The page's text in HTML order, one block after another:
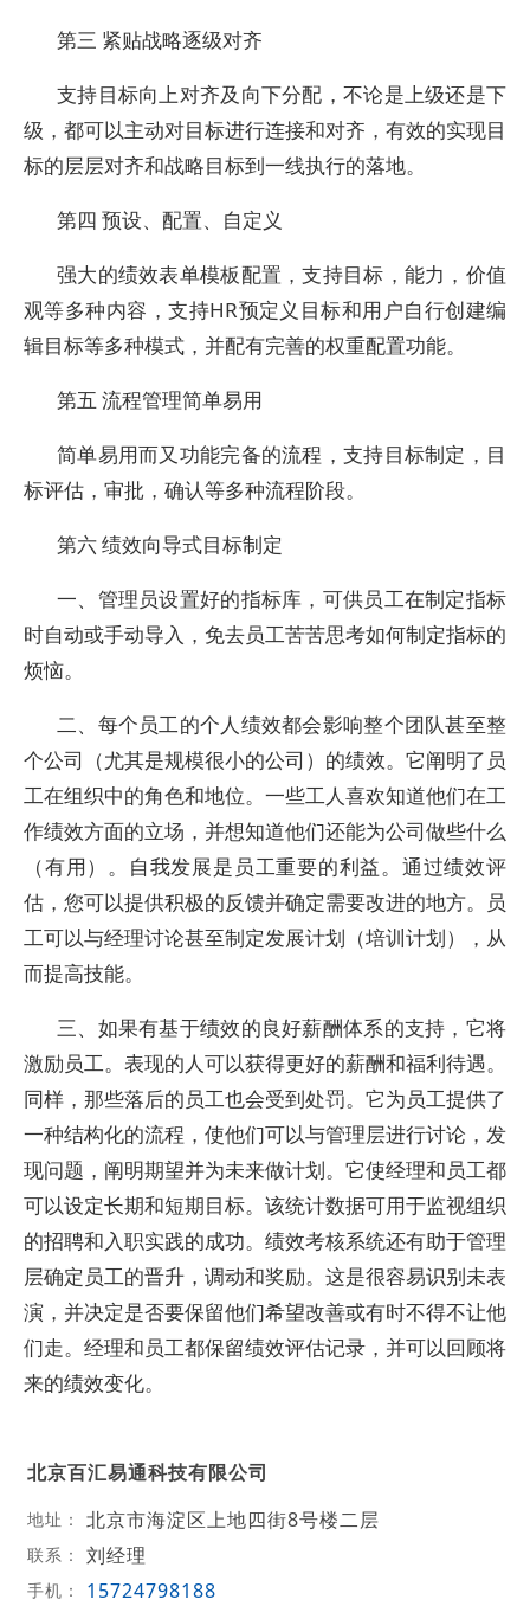
第三 紧贴战略逐级对齐
支持目标向上对齐及向下分配，不论是上级还是下
级，都可以主动对目标进行连接和对齐，有效的实现目
标的层层对齐和战略目标到一线执行的落地。
第四 预设、配置、自定义
强大的绩效表单模板配置，支持目标，能力，价值
观等多种内容，支持HR预定义目标和用户自行创建编
辑目标等多种模式，并配有完善的权重配置功能。
第五 流程管理简单易用
简单易用而又功能完备的流程，支持目标制定，目
标评估，审批，确认等多种流程阶段。
第六 绩效向导式目标制定
一、管理员设置好的指标库，可供员工在制定指标
时自动或手动导入，免去员工苦苦思考如何制定指标的
烦恼。
二、每个员工的个人绩效都会影响整个团队甚至整
个公司（尤其是规模很小的公司）的绩效。它阐明了员
工在组织中的角色和地位。一些工人喜欢知道他们在工
作绩效方面的立场，并想知道他们还能为公司做些什么
（有用）。自我发展是员工重要的利益。通过绩效评
估，您可以提供积极的反馈并确定需要改进的地方。员
工可以与经理讨论甚至制定发展计划（培训计划），从
而提高技能。
三、如果有基于绩效的良好薪酬体系的支持，它将
激励员工。表现的人可以获得更好的薪酬和福利待遇。
同样，那些落后的员工也会受到处罚。它为员工提供了
一种结构化的流程，使他们可以与管理层进行讨论，发
现问题，阐明期望并为未来做计划。它使经理和员工都
可以设定长期和短期目标。该统计数据可用于监视组织
的招聘和入职实践的成功。绩效考核系统还有助于管理
层确定员工的晋升，调动和奖励。这是很容易识别未表
演，并决定是否要保留他们希望改善或有时不得不让他
们走。经理和员工都保留绩效评估记录，并可以回顾将
来的绩效变化。
北京百汇易通科技有限公司
地址： 北京市海淀区上地四街8号楼二层
联系： 刘经理
手机： 15724798188